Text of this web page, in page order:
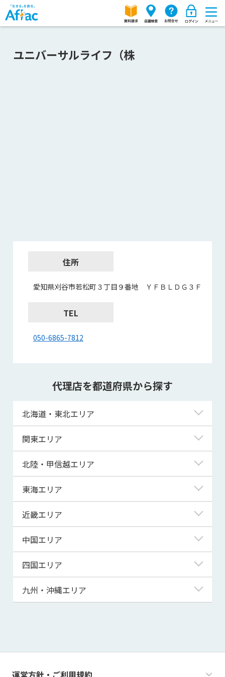
ユニバーサルライフ（株
住所
愛知県刈谷市若松町３丁目９番地 ＹＦＢＬＤＧ３Ｆ
TEL
050-6865-7812
代理店を都道府県から探す
北海道・東北エリア
北海道
青森県
宮城県
秋田県
山形県
関東エリア
東京都
神奈川県
埼玉県
千葉県
茨城県
群馬県
北陸・甲信越エリア
新潟県
富山県
福井県
山梨県
長野県
東海エリア
岐阜県
静岡県
三重県
近畿エリア
滋賀県
京都府
大阪府
兵庫県
和歌山県
中国エリア
鳥取県
島根県
山口県
四国エリア
徳島県
高知県
九州・沖縄エリア
運営方針・ご利用規約